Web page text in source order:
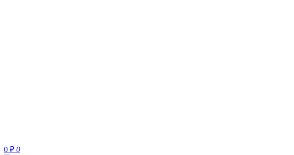
0 ₽ 0